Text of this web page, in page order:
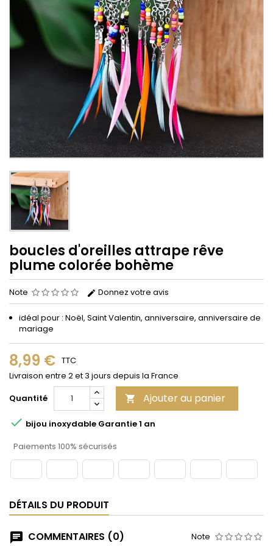
boucles d'oreilles attrape rêve
plume colorée bohème
Note Donnez votre avis
idéal pour : Noël, Saint Valentin, anniversaire, anniversaire de
mariage
8,99 € TTC
Livraison entre 2 et 3 jours depuis la France
Quantité
 Ajouter au panier
 bijou inoxydable Garantie 1 an
Paiements 100% sécurisés
DÉTAILS DU PRODUIT
COMMENTAIRES (0) Note